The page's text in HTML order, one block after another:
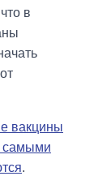
в
вакцины
самыми
.